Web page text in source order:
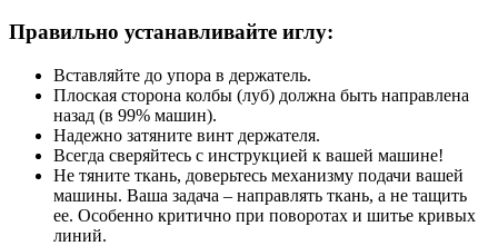
Правильно устанавливайте иглу:
Вставляйте до упора в держатель.
Плоская сторона колбы (луб) должна быть направлена
назад (в 99% машин).
Надежно затяните винт держателя.
Всегда сверяйтесь с инструкцией к вашей машине!
Не тяните ткань, доверьтесь механизму подачи вашей
машины. Ваша задача – направлять ткань, а не тащить
ее. Особенно критично при поворотах и шитье кривых
линий.